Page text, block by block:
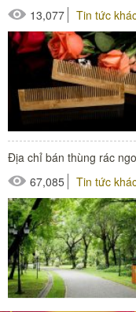
13,077
Tin tức
Địa chỉ bán thùng rác
67,085
Tin tức